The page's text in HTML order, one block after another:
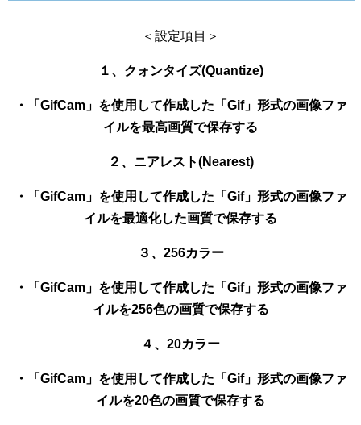
＜設定項目＞
１、クォンタイズ(Quantize)
・「GifCam」を使用して作成した「Gif」形式の画像ファ
イルを最高画質で保存する
２、ニアレスト(Nearest)
・「GifCam」を使用して作成した「Gif」形式の画像ファ
イルを最適化した画質で保存する
３、256カラー
・「GifCam」を使用して作成した「Gif」形式の画像ファ
イルを256色の画質で保存する
４、20カラー
・「GifCam」を使用して作成した「Gif」形式の画像ファ
イルを20色の画質で保存する